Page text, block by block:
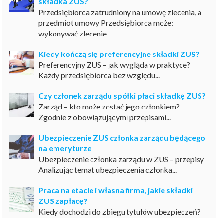
Przedsiębiorca zatrudniony na umowę zlecenia, a
przedmiot umowy Przedsiębiorca może:
wykonywać zlecenie...
Kiedy kończą się preferencyjne składki ZUS?
Preferencyjny ZUS – jak wygląda w praktyce?
Każdy przedsiębiorca bez względu...
Czy członek zarządu spółki płaci składkę ZUS?
Zarząd – kto może zostać jego członkiem?
Zgodnie z obowiązującymi przepisami...
Ubezpieczenie ZUS członka zarządu będącego
na emeryturze
Ubezpieczenie członka zarządu w ZUS – przepisy
Analizując temat ubezpieczenia członka...
Praca na etacie i własna firma, jakie składki
ZUS zapłacę?
Kiedy dochodzi do zbiegu tytułów ubezpieczeń?